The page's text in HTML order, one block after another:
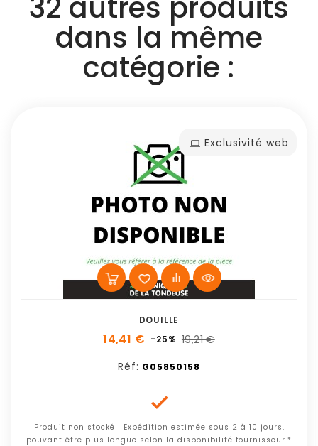
dans la même
catégorie :
Exclusivité web
DOUILLE
14,41 € -25% 19,21 €
Réf: G05850158

Produit non stocké | Expédition estimée sous 2 à 10 jours,
pouvant être plus longue selon la disponibilité fournisseur.*